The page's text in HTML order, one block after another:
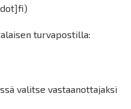
)
turvapostilla:
valitse vastaanottajaksi